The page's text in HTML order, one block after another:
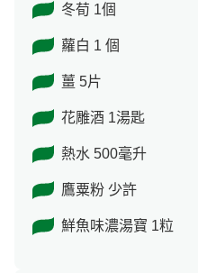
冬荀 1個
蘿白 1 個
薑 5片
花雕酒 1湯匙
熱水 500毫升
鷹粟粉 少許
鮮魚味濃湯寶 1粒